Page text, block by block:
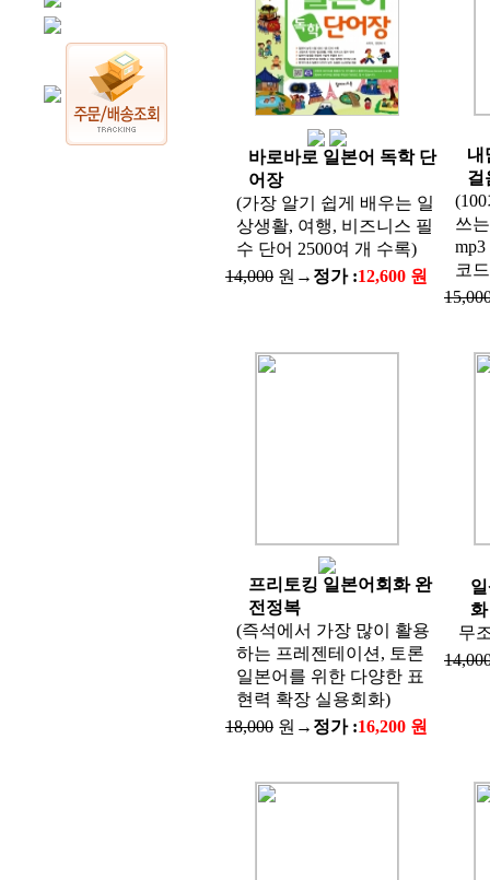
바로바로 일본어 독학 단
어장
(가장 알기 쉽게 배우는 일
상생활, 여행, 비즈니스 필
수 단어 2500여 개 수록)
14,000 원→ 정가 :12,600 원
내
걸
쓰
코
프리토킹 일본어회화 완
전정복
(즉석에서 가장 많이 활용
하는 프레젠테이션, 토론
일본어를 위한 다양한 표
현력 확장 실용회화)
18,000 원→ 정가 :16,200 원
화
무